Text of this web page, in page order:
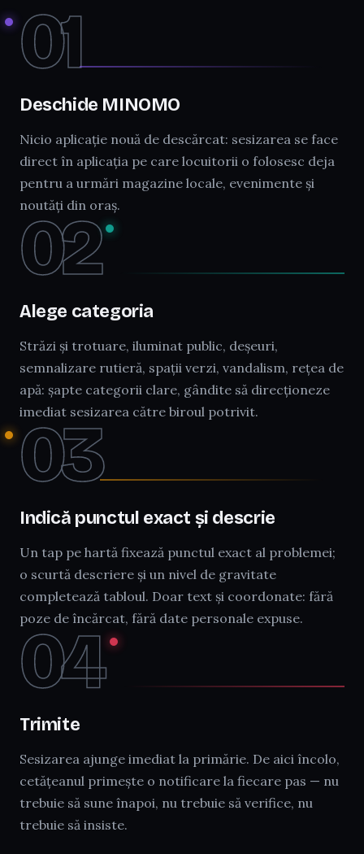
01
Deschide MINOMO
Nicio aplicație nouă de descărcat: sesizarea se face
direct în aplicația pe care locuitorii o folosesc deja
pentru a urmări magazine locale, evenimente și
noutăți din oraș.
02
Alege categoria
Străzi și trotuare, iluminat public, deșeuri,
semnalizare rutieră, spații verzi, vandalism, rețea de
apă: șapte categorii clare, gândite să direcționeze
imediat sesizarea către biroul potrivit.
03
Indică punctul exact și descrie
Un tap pe hartă fixează punctul exact al problemei;
o scurtă descriere și un nivel de gravitate
completează tabloul. Doar text și coordonate: fără
poze de încărcat, fără date personale expuse.
04
Trimite
Sesizarea ajunge imediat la primărie. De aici încolo,
cetățeanul primește o notificare la fiecare pas — nu
trebuie să sune înapoi, nu trebuie să verifice, nu
trebuie să insiste.